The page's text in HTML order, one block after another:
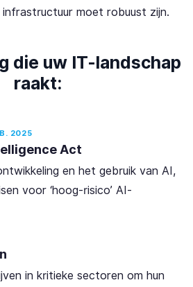
infrastructuur moet robuust zijn.
die uw IT-landschap
raakt:
2025
Act
en het gebruik van AI,
voor ‘hoog-risico’ AI-
in kritieke sectoren om hun